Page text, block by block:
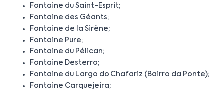
Fontaine du Saint-Esprit;
Fontaine des Géants;
Fontaine de la Sirène;
Fontaine Pure;
Fontaine du Pélican;
Fontaine Desterro;
Fontaine du Largo do Chafariz (Bairro da Ponte);
Fontaine Carquejeira;